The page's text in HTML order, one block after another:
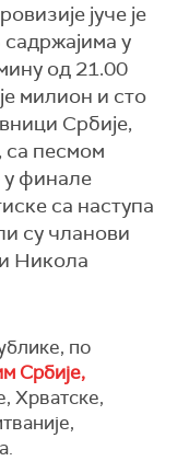
јуче је
у
од 21.00
милион и сто
Србије,
са песмом
у финале
са наступа
су чланови
Никола
по
Србије,
Хрватске,